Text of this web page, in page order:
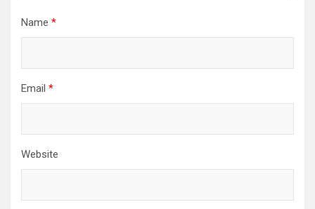
Name *
Email *
Website